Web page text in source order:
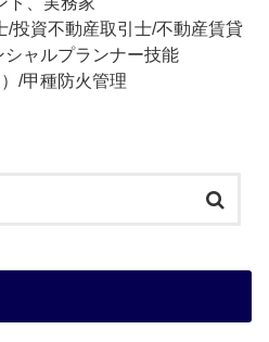
/投資不動産取引士/不動産賃貸
ャルプランナー技能
/甲種防火管理